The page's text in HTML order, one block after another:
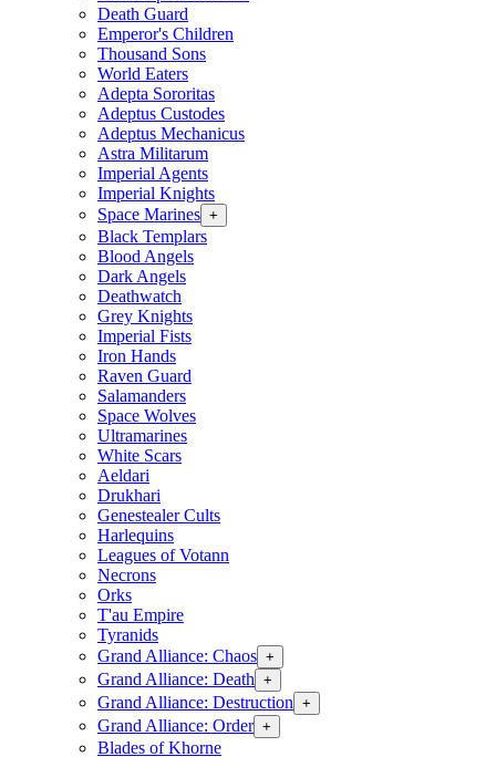
Death Guard
Emperor's Children
Thousand Sons
World Eaters
Adepta Sororitas
Adeptus Custodes
Adeptus Mechanicus
Astra Militarum
Imperial Agents
Imperial Knights
Space Marines +
Black Templars
Blood Angels
Dark Angels
Deathwatch
Grey Knights
Imperial Fists
Iron Hands
Raven Guard
Salamanders
Space Wolves
Ultramarines
White Scars
Aeldari
Drukhari
Genestealer Cults
Harlequins
Leagues of Votann
Necrons
Orks
T'au Empire
Tyranids
Grand Alliance: Chaos +
Grand Alliance: Death +
Grand Alliance: Destruction +
Grand Alliance: Order +
Blades of Khorne